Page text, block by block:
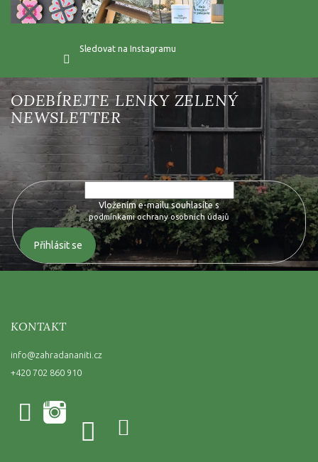
Sledovat na Instagramu
Vložte svůj e-mail a my vám budeme zasílat informace o nových
produktech na našem e-shopu.
Vložením e-mailu souhlasíte s
podmínkami ochrany osobních údajů
Přihlásit se
KONTAKT
info@zahradananiti.cz
+420 702 860 910